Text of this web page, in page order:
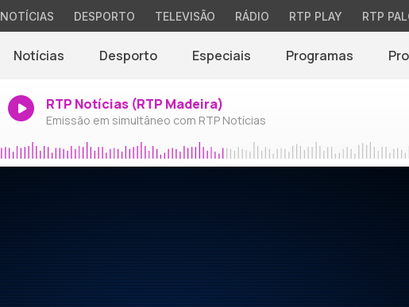
NOTÍCIAS DESPORTO TELEVISÃO RÁDIO RTP PLAY RTP
Notícias Desporto Especiais Programas
RTP Notícias (RTP Madeira)
Emissão em simultâneo com RTP Notícias